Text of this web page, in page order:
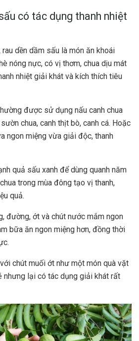
có tác dụng thanh nhiệt
rau dền dầm sấu là món ăn khoái
nóng nực, có vị thơm, chua dịu mát
nhiệt giải khát và kích thích tiêu
được sử dụng nấu canh chua
chua, canh thịt bò, canh cá. Hoặc
ngon miệng vừa giải độc, thanh
quả sấu xanh để dùng quanh năm
trong mùa đông tạo vị thanh,
quả.
đường, ớt và chút nước mắm ngon
bữa ăn ngon miệng hơn, đồng thời
chút muối ớt như một món quà vặt
nhưng lại có tác dụng giải khát rất